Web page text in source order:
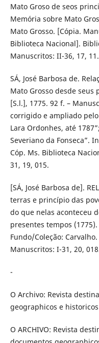
Mato Groso de seos
Memória sobre Mato
Mato Grosso. [Cópia.
Biblioteca Nacional].
Manuscritos: II-36, 17, 11.
SÁ, José Barbosa de.
Mato Grosso desde
[S.l.], 1775. 92 f. –
corrigido e ampliado
Lara Ordonhes, até
Severiano da Fonseca”.
Cóp. Ms. Biblioteca
31, 19, 015.
[SÁ, José Barbosa de].
terras e princípio das
do que nelas aconteceu
presentes tempos
Fundo/Coleção:
Manuscritos: I-31, 20,
-
O Archivo: Revista
geographicos e
O ARCHIVO: Revista